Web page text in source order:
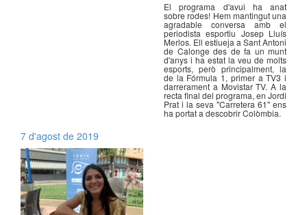
El programa d'avui ha anat
sobre rodes! Hem mantingut una
agradable conversa amb el
periodista esportiu Josep Lluís
Merlos. Ell estiueja a Sant Antoni
de Calonge des de fa un munt
d'anys i ha estat la veu de molts
esports, però principalment, la
de la Fórmula 1, primer a TV3 i
darrerament a Movistar TV. A la
recta final del programa, en Jordi
Prat i la seva "Carretera 61" ens
ha portat a descobrir Colòmbia.
7 d'agost de 2019